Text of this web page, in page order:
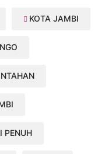
KOTA JAMBI
PENUH